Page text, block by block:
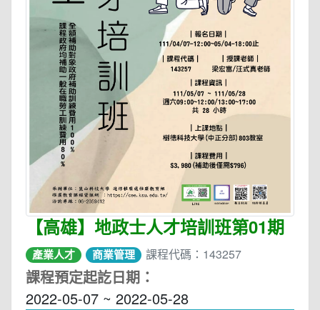
【高雄】地政士人才培訓班第01期
產業人才 商業管理 課程代碼：143257
課程預定起訖日期：
2022-05-07 ~ 2022-05-28